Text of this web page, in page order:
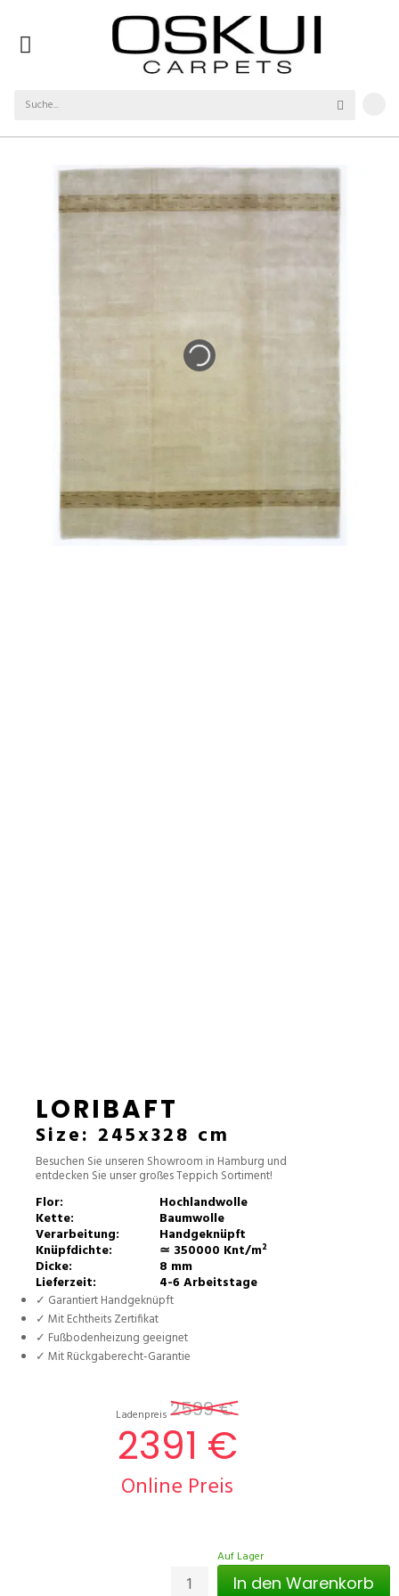
LORIBAFT
Size: 245x328 cm
Besuchen Sie unseren Showroom in Hamburg und
entdecken Sie unser großes Teppich Sortiment!
Flor: Hochlandwolle
Kette: Baumwolle
Verarbeitung: Handgeknüpft
Knüpfdichte: ≃ 350000 Knt/m²
Dicke: 8 mm
Lieferzeit: 4-6 Arbeitstage
✓ Garantiert Handgeknüpft
✓ Mit Echtheits Zertifikat
✓ Fußbodenheizung geeignet
✓ Mit Rückgaberecht-Garantie
Ladenpreis 2599 €
2391 €
Online Preis
Auf Lager
In den Warenkorb